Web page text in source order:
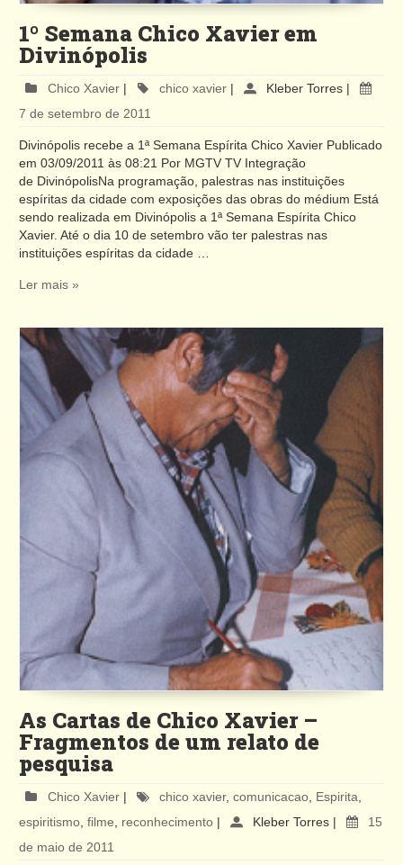
1º Semana Chico Xavier em
Divinópolis
Chico Xavier | chico xavier | Kleber Torres |
7 de setembro de 2011
Divinópolis recebe a 1ª Semana Espírita Chico Xavier Publicado
em 03/09/2011 às 08:21 Por MGTV TV Integração
de DivinópolisNa programação, palestras nas instituições
espíritas da cidade com exposições das obras do médium Está
sendo realizada em Divinópolis a 1ª Semana Espírita Chico
Xavier. Até o dia 10 de setembro vão ter palestras nas
instituições espíritas da cidade …
Ler mais »
As Cartas de Chico Xavier –
Fragmentos de um relato de
pesquisa
Chico Xavier | chico xavier,comunicacao Espirita
espiritismo ,filme reconhecimento | Kleber Torres |
15
de maio de 2011